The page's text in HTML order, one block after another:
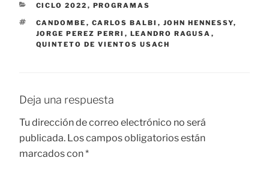
CATEGORÍAS
CICLO 2022 , PROGRAMAS
ETIQUETAS
CANDOMBE , CARLOS BALBI , JOHN HENNESSY,
JORGE PEREZ PERRI , LEANDRO RAGUSA ,
QUINTETO DE VIENTOS USACH
Deja una respuesta
Tu dirección de correo electrónico no será
publicada. Los campos obligatorios están
marcados con*